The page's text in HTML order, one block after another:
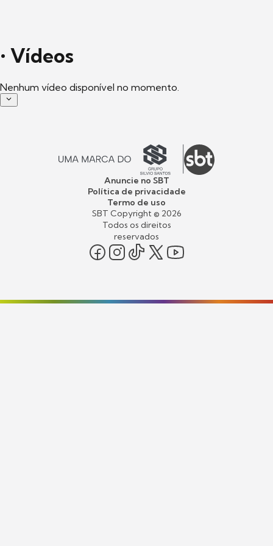
• Vídeos
Nenhum vídeo disponível no momento.
Anuncie no SBT
Política de privacidade
Termo de uso
SBT Copyright © 2026
Todos os direitos
reservados